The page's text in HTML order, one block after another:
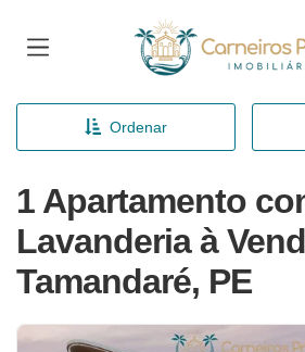
Página inicial
Ordenar
1 Apartamento
Lavanderia à
Tamandaré, PE